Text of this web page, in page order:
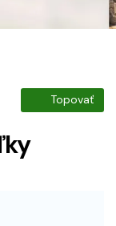
Topovať